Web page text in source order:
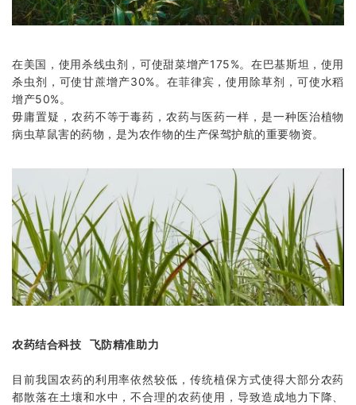
在美国，使用杀线虫剂，可使甜菜增产175%。在巴基斯坦，使用
杀虫剂，可使甘蔗增产30%。在菲律宾，使用除草剂，可使水稻
增产50%。
毋庸置疑，农药不等于毒药，农药与医药一样，是一种医治植物
病虫草鼠害的药物，是为农作物的生产保驾护航的重要物资。
农药结合科技 飞防精准助力
目前我国农药的利用率依然较低，传统植保方式使得大部分农药
都散落在土壤和水中，不合理的农药使用，导致造成地力下降、